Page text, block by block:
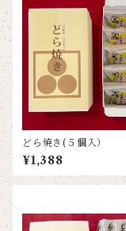
どら焼き(５個入）
¥1,388